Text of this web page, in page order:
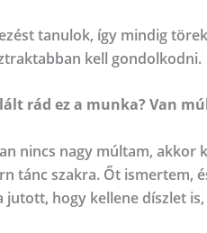
tanulok, így mindig
kell gondolkodni.
rád ez a munka? Van
nincs nagy múltam, akkor
tánc szakra. Őt ismertem,
jutott, hogy kellene díszlet